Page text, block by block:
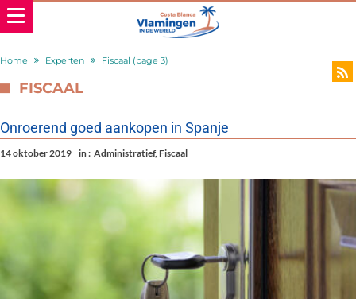
Home Experten Fiscaal (page 3)
FISCAAL
Onroerend goed aankopen in Spanje
14 oktober 2019 in : Administratief,Fiscaal